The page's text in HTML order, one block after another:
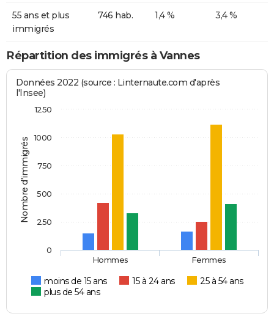
55 ans et plus
immigrés
746 hab. 1,4 % 3,4 %
Répartition des immigrés à Vannes
Nombre d'immigrés
Données 2022 (source : Linternaute.com d'après
l'Insee)
moins de 15 ans 15 à 24 ans
25 à 54 ans
plus de 54 ans
Hommes Femmes
0
250
500
750
1000
1250